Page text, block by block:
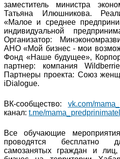
заместитель министра
Татьяна Илюшникова.
«Малое и среднее
индивидуальной
Организатор:
АНО «Мой бизнес - мои
Фонд «Наше будущее»,
партнер: компания
Партнеры проекта: Союз
iDialogue.
ВК-сообщество: vk.com/
канал: t.me/
Все обучающие
проводятся бесплатно
самозанятых граждан и